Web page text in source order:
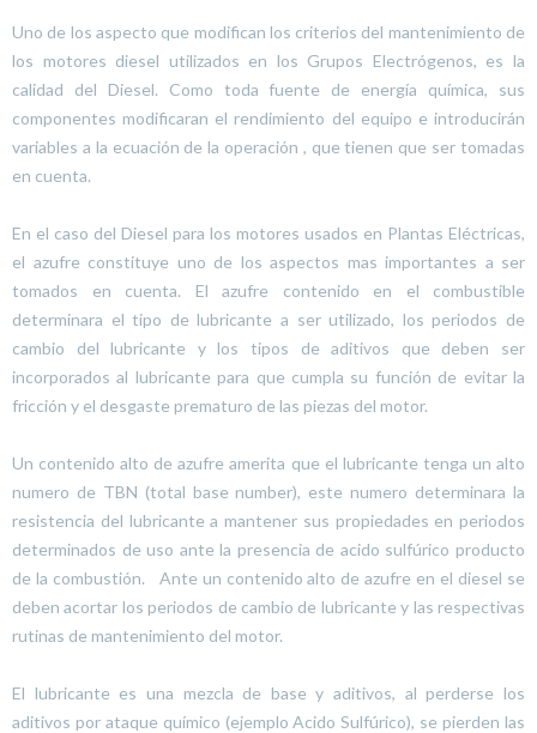
Uno de los aspecto que modifican los criterios del mantenimiento de
los motores diesel utilizados en los Grupos Electrógenos, es la
calidad del Diesel. Como toda fuente de energía química, sus
componentes modificaran el rendimiento del equipo e introducirán
variables a la ecuación de la operación , que tienen que ser tomadas
en cuenta.
En el caso del Diesel para los motores usados en Plantas Eléctricas,
el azufre constituye uno de los aspectos mas importantes a ser
tomados en cuenta. El azufre contenido en el combustible
determinara el tipo de lubricante a ser utilizado, los periodos de
cambio del lubricante y los tipos de aditivos que deben ser
incorporados al lubricante para que cumpla su función de evitar la
fricción y el desgaste prematuro de las piezas del motor.
Un contenido alto de azufre amerita que el lubricante tenga un alto
numero de TBN (total base number), este numero determinara la
resistencia del lubricante a mantener sus propiedades en periodos
determinados de uso ante la presencia de acido sulfúrico producto
de la combustión. Ante un contenido alto de azufre en el diesel se
deben acortar los periodos de cambio de lubricante y las respectivas
rutinas de mantenimiento del motor.
El lubricante es una mezcla de base y aditivos, al perderse los
aditivos por ataque químico (ejemplo Acido Sulfúrico), se pierden las